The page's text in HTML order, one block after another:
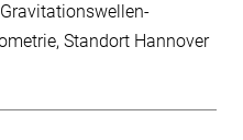
Standort Hannover